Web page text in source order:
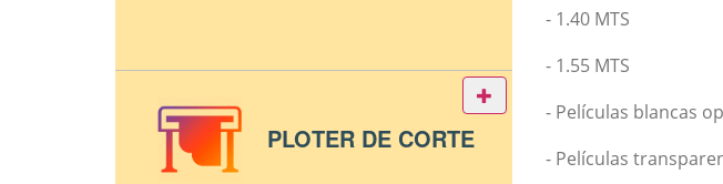
PLOTER DE CORTE
- 1.40 MTS
- 1.55 MTS
- Películas blancas
- Películas